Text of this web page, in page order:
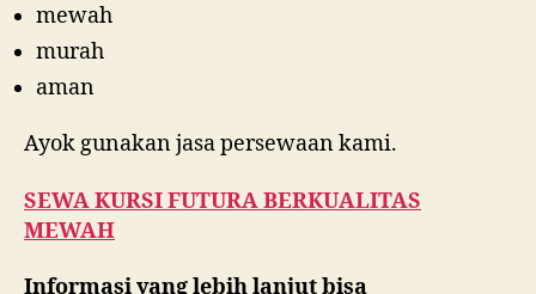
mewah
murah
aman
Ayok gunakan jasa persewaan kami.
SEWA KURSI FUTURA BERKUALITAS
MEWAH
Informasi yang lebih lanjut bisa